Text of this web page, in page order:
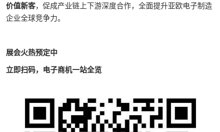
价值新客，促成产业链上下游深度合作，全面提升亚欧电子制造
企业全球竞争力。
展会火热预定中
立即扫码，电子商机一站全览